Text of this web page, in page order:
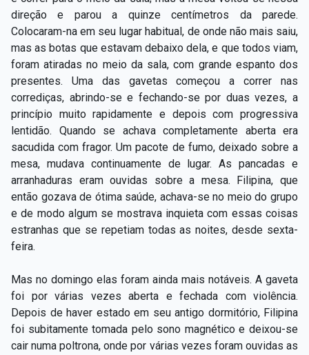
direção e parou a quinze centímetros da parede.
Colocaram-na em seu lugar habitual, de onde não mais saiu,
mas as botas que estavam debaixo dela, e que todos viam,
foram atiradas no meio da sala, com grande espanto dos
presentes. Uma das gavetas começou a correr nas
corrediças, abrindo-se e fechando-se por duas vezes, a
princípio muito rapidamente e depois com progressiva
lentidão. Quando se achava completamente aberta era
sacudida com fragor. Um pacote de fumo, deixado sobre a
mesa, mudava continuamente de lugar. As pancadas e
arranhaduras eram ouvidas sobre a mesa. Filipina, que
então gozava de ótima saúde, achava-se no meio do grupo
e de modo algum se mostrava inquieta com essas coisas
estranhas que se repetiam todas as noites, desde sexta-
feira.
Mas no domingo elas foram ainda mais notáveis. A gaveta
foi por várias vezes aberta e fechada com violência.
Depois de haver estado em seu antigo dormitório, Filipina
foi subitamente tomada pelo sono magnético e deixou-se
cair numa poltrona, onde por várias vezes foram ouvidas as